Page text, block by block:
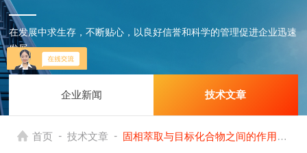
在发展中求生存，不断贴心，以良好信誉和科学的管理促进企业迅速
发展
企业新闻 技术文章
首页 - 技术文章 - 固相萃取与目标化合物之间的作用机理